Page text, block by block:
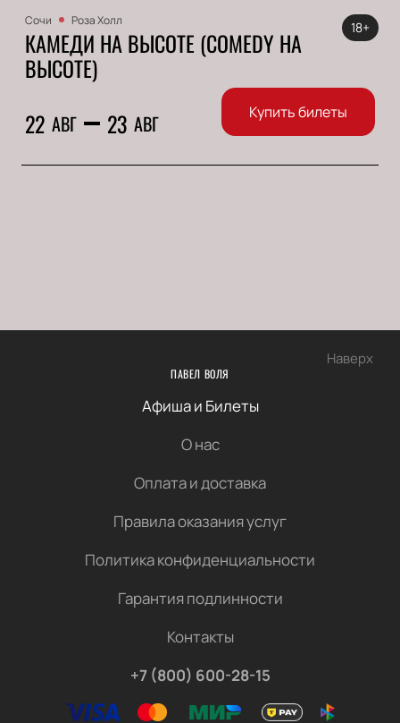
Сочи Роза Холл
КАМЕДИ НА ВЫСОТЕ (COMEDY НА
ВЫСОТЕ)
22 АВГ 23 АВГ
18+
Купить билеты
Наверх
ПАВЕЛ ВОЛЯ
Афиша и Билеты
О нас
Оплата и доставка
Правила оказания услуг
Политика конфиденциальности
Гарантия подлинности
Контакты
+7 (800) 600-28-15